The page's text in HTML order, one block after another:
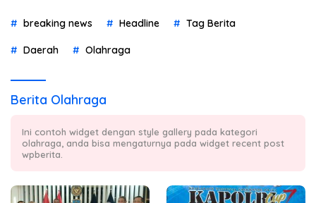
breaking news Headline Tag Berita
Daerah Olahraga
Berita Olahraga
Ini contoh widget dengan style gallery pada kategori
olahraga, anda bisa mengaturnya pada widget recent post
wpberita.